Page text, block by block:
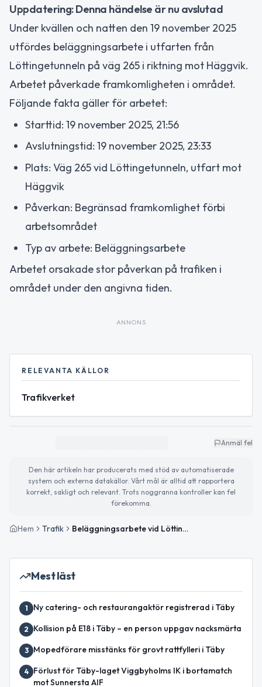
Uppdatering: Denna händelse är nu avslutad
Under kvällen och natten den 19 november 2025
utfördes beläggningsarbete i utfarten från
Löttingetunneln på väg 265 i riktning mot Häggvik.
Arbetet påverkade framkomligheten i området.
Följande fakta gäller för arbetet:
Starttid: 19 november 2025, 21:56
Avslutningstid: 19 november 2025, 23:33
Plats: Väg 265 vid Löttingetunneln, utfart mot
Häggvik
Påverkan: Begränsad framkomlighet förbi
arbetsområdet
Typ av arbete: Beläggningsarbete
Arbetet orsakade stor påverkan på trafiken i
området under den angivna tiden.
ANNONS
RELEVANTA KÄLLOR
Trafikverket
Anmäl fel
Den här artikeln har producerats med stöd av automatiserade
system och externa datakällor. Vårt mål är alltid att rapportera
korrekt, sakligt och relevant. Trots noggranna kontroller kan fel
förekomma.
Hem Trafik Beläggningsarbete vid Löttingetunneln avslutat
Mest läst
1 Ny catering- och restaurangaktör registrerad i Täby
2 Kollision på E18 i Täby – en person uppgav nacksmärta
3 Mopedförare misstänks för grovt rattfylleri i Täby
4
Förlust för Täby-laget Viggbyholms IK i bortamatch
mot Sunnersta AIF